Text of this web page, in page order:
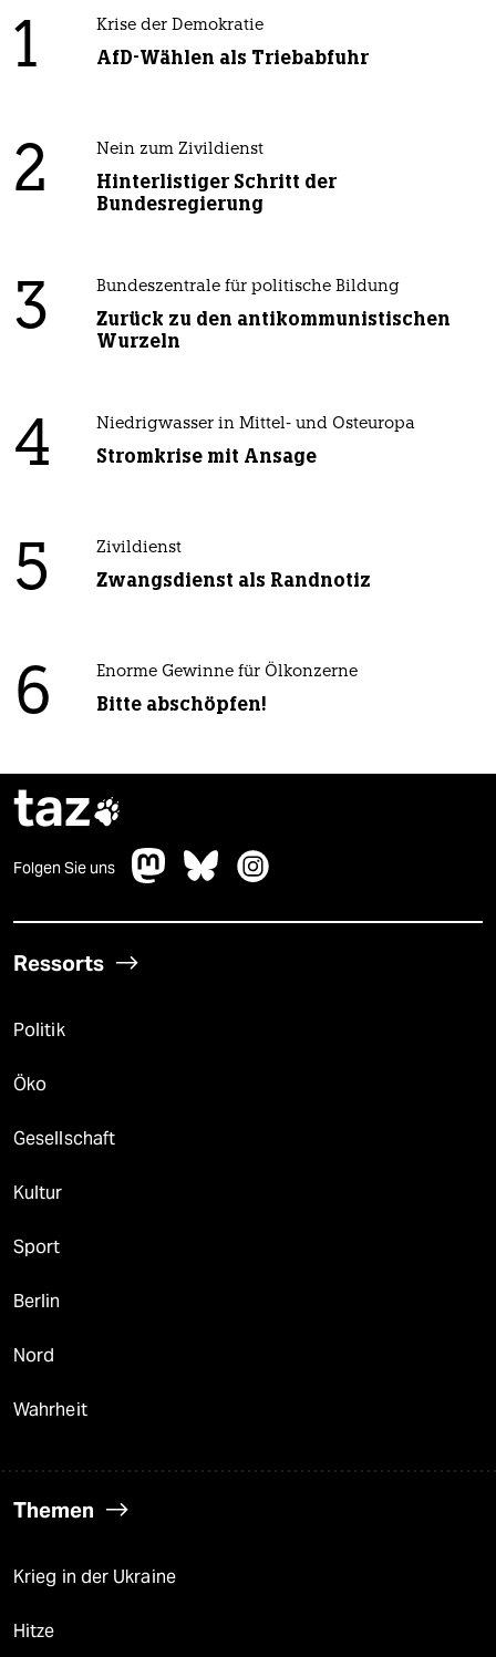
1 Krise der Demokratie
AfD-Wählen als Triebabfuhr
2 Nein zum Zivildienst
Hinterlistiger Schritt der
Bundesregierung
3 Bundeszentrale für politische Bildung
Zurück zu den antikommunistischen
Wurzeln
4 Niedrigwasser in Mittel- und Osteuropa
Stromkrise mit Ansage
5 Zivildienst
Zwangsdienst als Randnotiz
6 Enorme Gewinne für Ölkonzerne
Bitte abschöpfen!
taz
Folgen Sie uns
Ressorts
Politik
Öko
Gesellschaft
Kultur
Sport
Berlin
Nord
Wahrheit
Themen
Krieg in der Ukraine
Hitze